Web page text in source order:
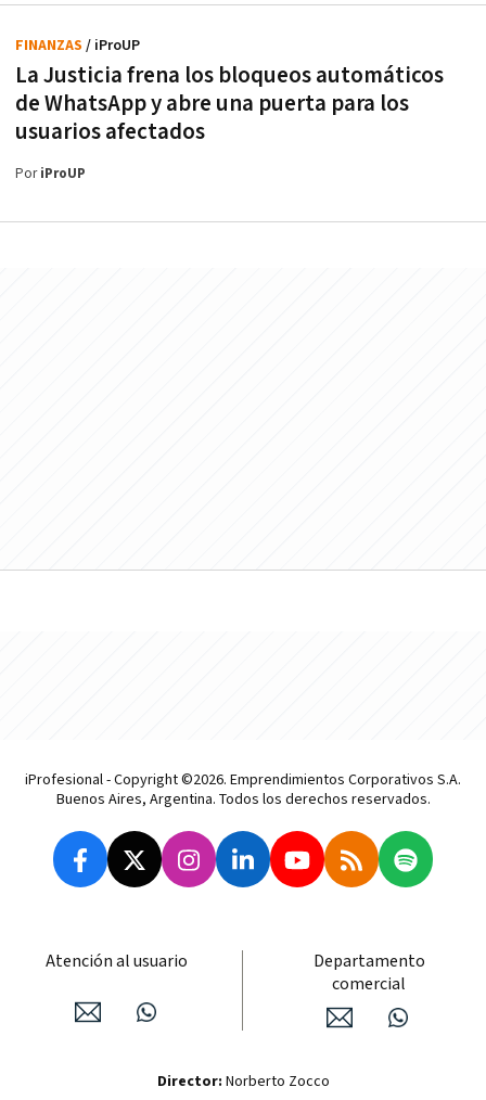
La Justicia frena los bloqueos automáticos
de WhatsApp y abre una puerta para los
usuarios afectados
FINANZAS / iProUP
PoriProUP
iProfesional - Copyright ©2026. Emprendimientos Corporativos S.A.
Buenos Aires, Argentina. Todos los derechos reservados.
Atención al usuario
Departamento
comercial
Director: Norberto Zocco